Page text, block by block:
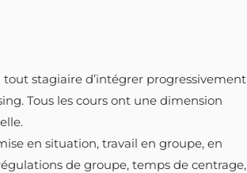
tout stagiaire d’intégrer progressivement
Tous les cours ont une dimension
en situation, travail en groupe, en
de groupe, temps de centrage,